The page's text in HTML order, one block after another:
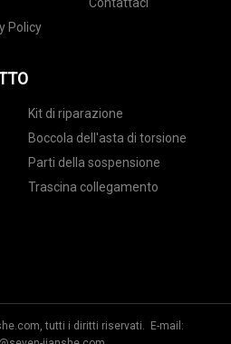
Contattaci
Policy
Kit di riparazione
Boccola dell'asta di torsione
Parti della sospensione
Trascina collegamento
tutti i diritti riservati. E-mail: